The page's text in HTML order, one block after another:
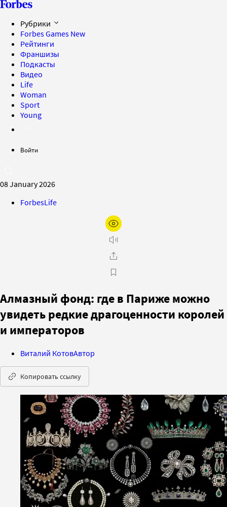
Рубрики
Forbes Games New
Рейтинги
Франшизы
Подкасты
Видео
Life
Woman
Sport
Young
Войти
08 January 2026
ForbesLife
Алмазный фонд: где в Париже можно
увидеть редкие драгоценности королей
и императоров
Виталий КотовАвтор
Копировать ссылку